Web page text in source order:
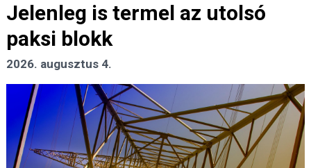
Jelenleg is termel az utolsó
paksi blokk
2026. augusztus 4.